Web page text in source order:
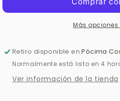
Más
Retiro disponible enPócima
Normalmente está listo en 4
Ver información de la tienda